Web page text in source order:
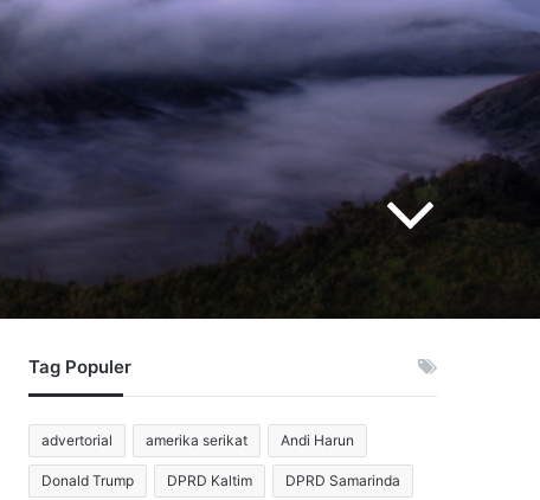
Tag Populer
advertorial amerika serikat Andi Harun
Donald Trump DPRD Kaltim DPRD Samarinda